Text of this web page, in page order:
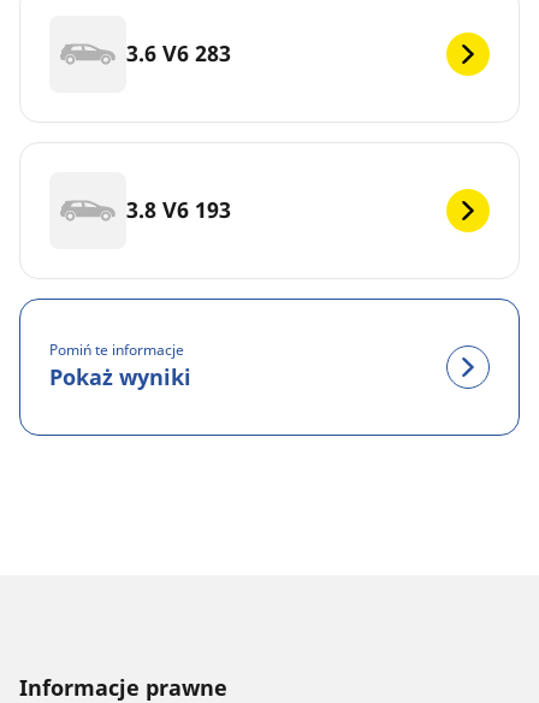
3.6 V6 283
3.8 V6 193
Pomiń te informacje
Pokaż wyniki
Informacje prawne